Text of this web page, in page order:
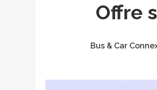
Offre
Bus & Car